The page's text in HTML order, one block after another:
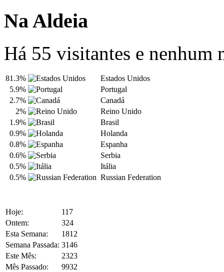
Na Aldeia
Há 55 visitantes e nenhum
81.3%
Estados Unidos
5.9%
Portugal
2.7%
Canadá
2%
Reino Unido
1.9%
Brasil
0.9%
Holanda
0.8%
Espanha
0.6%
Serbia
0.5%
Itália
0.5%
Russian Federation
Hoje:
117
Ontem:
324
Esta Semana:
1812
Semana Passada: 3146
Este Mês:
2323
Mês Passado:
9932